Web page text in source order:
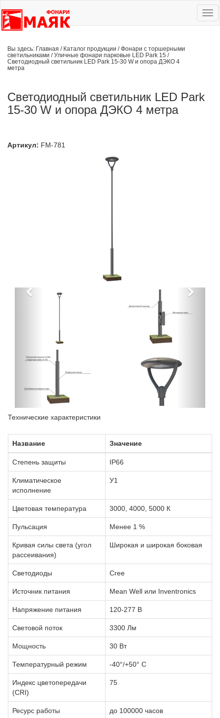
Вы здесь: Главная / Каталог продукции /Фонари с торшерными
светильниками /Уличные фонари парковые LED Park 15 /
Светодиодный светильник LED Park 15-30 W и опора ДЭКО 4
метра
Светодиодный светильник LED Park
15-30 W и опора ДЭКО 4 метра
Артикул: FM-781
Технические характеристики
Название Значение
Степень защиты IP66
Климатическое
исполнение
У1
Цветовая температура 3000, 4000, 5000 К
Пульсация Менее 1 %
Кривая силы света (угол
рассеивания)
Широкая и широкая боковая
Светодиоды Сree
Источник питания Mean Well или Inventronics
Напряжение питания 120-277 В
Световой поток 3300 Лм
Мощность 30 Вт
Температурный режим -40°/+50° С
Индекс цветопередачи
(CRI)
75
Ресурс работы
до 100000 часов